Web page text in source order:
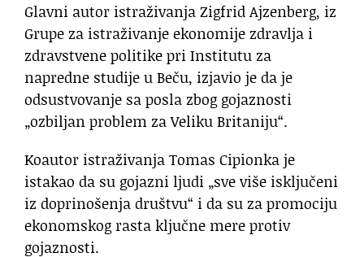
Glavni autor istraživanja Zigfrid Ajzenberg, iz
Grupe za istraživanje ekonomije zdravlja i
zdravstvene politike pri Institutu za
napredne studije u Beču, izjavio je da je
odsustvovanje sa posla zbog gojaznosti
„ozbiljan problem za Veliku Britaniju“.
Koautor istraživanja Tomas Cipionka je
istakao da su gojazni ljudi „sve više isključeni
iz doprinošenja društvu“ i da su za promociju
ekonomskog rasta ključne mere protiv
gojaznosti.